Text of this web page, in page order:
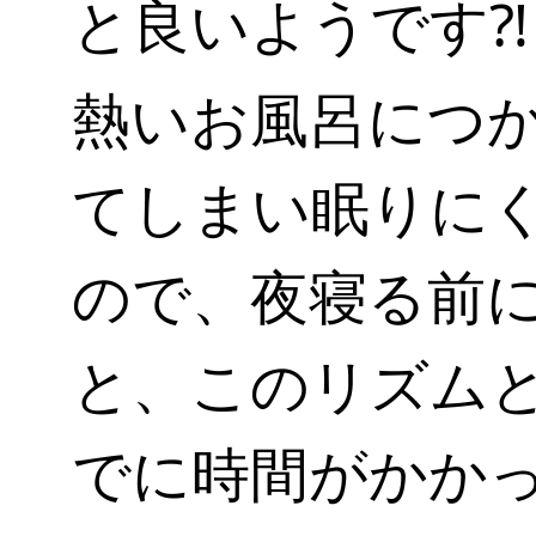
と良いようです⁈
熱いお風呂につ
てしまい眠りに
ので、夜寝る前
と、このリズム
でに時間がかか